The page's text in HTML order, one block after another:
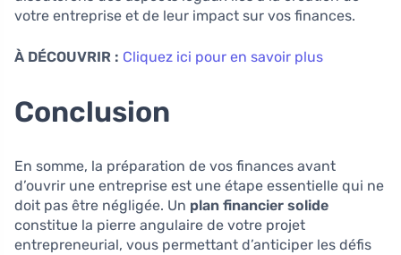
votre entreprise et de leur impact sur vos finances.
À DÉCOUVRIR : Cliquez ici pour en savoir plus
Conclusion
En somme, la préparation de vos finances avant
d’ouvrir une entreprise est une étape essentielle qui ne
doit pas être négligée. Un plan financier solide
constitue la pierre angulaire de votre projet
entrepreneurial, vous permettant d’anticiper les défis